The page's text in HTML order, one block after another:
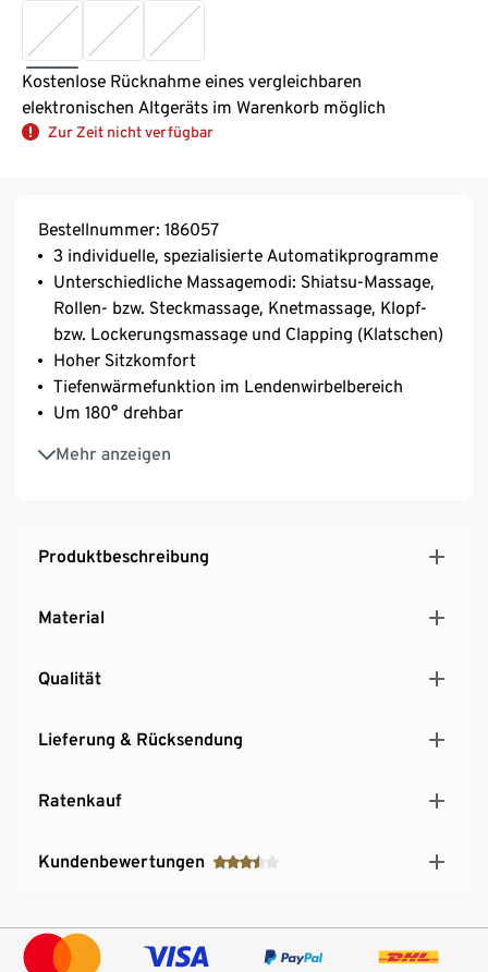
Kostenlose Rücknahme eines vergleichbaren
elektronischen Altgeräts im Warenkorb möglich
Zur Zeit nicht verfügbar
Bestellnummer: 186057
3 individuelle, spezialisierte Automatikprogramme
Unterschiedliche Massagemodi: Shiatsu-Massage,
Rollen- bzw. Steckmassage, Knetmassage, Klopf-
bzw. Lockerungsmassage und Clapping (Klatschen)
Hoher Sitzkomfort
Tiefenwärmefunktion im Lendenwirbelbereich
Um 180° drehbar
Mehr anzeigen
4-Rollen-Massagesystem der menschlichen Hand
nachempfunden
und unabhängig voneinander in Liegeposition
Ergonomisch geformt
Ein Produkt der Marke Alpha Techno
Produktbeschreibung
Material
Qualität
Lieferung & Rücksendung
Ratenkauf
Kundenbewertungen